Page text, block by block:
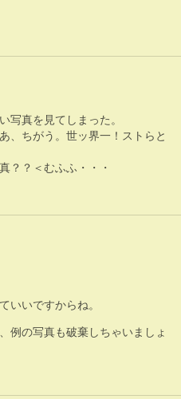
写真を見てしまった。
、ちがう。世ッ界一！ストらと
？？＜むふふ・・・
いいですからね。
例の写真も破棄しちゃいましょ